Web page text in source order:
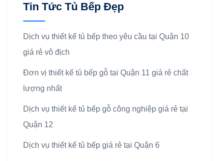
Tin Tức Tủ Bếp Đẹp
Dịch vụ thiết kế tủ bếp theo yêu cầu tại Quận 10
giá rẻ vô địch
Đơn vị thiết kế tủ bếp gỗ tại Quận 11 giá rẻ chất
lượng nhất
Dịch vụ thiết kế tủ bếp gỗ công nghiệp giá rẻ tại
Quận 12
Dịch vụ thiết kế tủ bếp giá rẻ tại Quận 6